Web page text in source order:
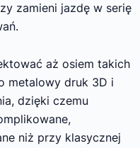
zamieni jazdę w serię
aż osiem takich
metalowy druk 3D i
dzięki czemu
niż przy klasycznej